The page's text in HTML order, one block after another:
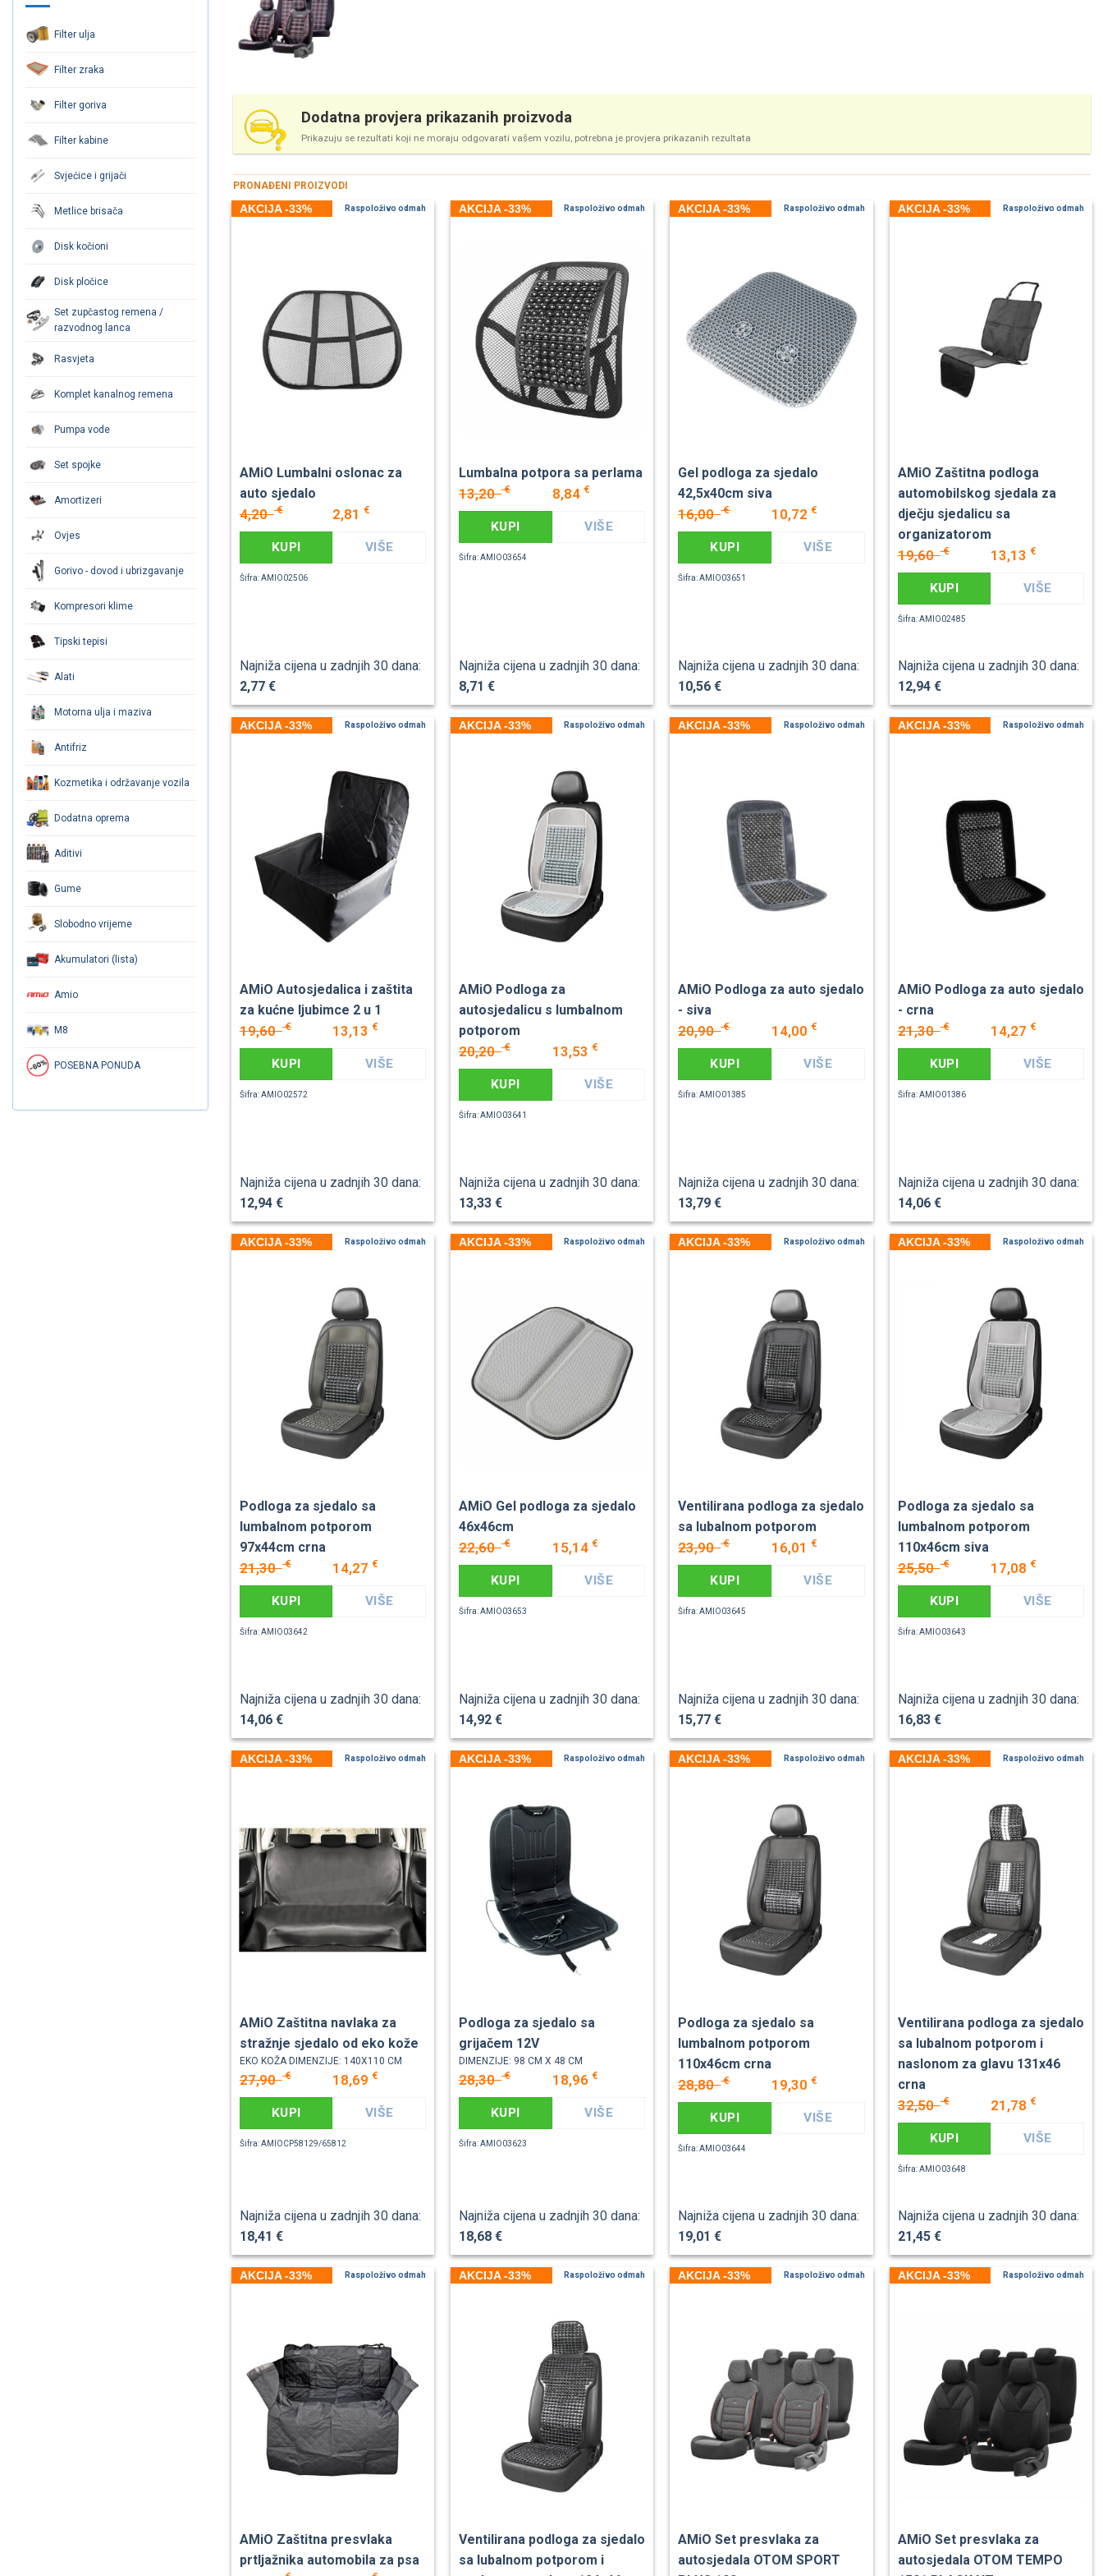
Filter ulja
Filter zraka
Filter goriva
Filter kabine
Svjećice i grijači
Metlice brisača
Disk kočioni
Disk pločice
Set zupčastog remena /
razvodnog lanca
Rasvjeta
Komplet kanalnog remena
Pumpa vode
Set spojke
Amortizeri
Ovjes
Gorivo - dovod i ubrizgavanje
Kompresori klime
Tipski tepisi
Alati
Motorna ulja i maziva
Antifriz
Kozmetika i održavanje vozila
Dodatna oprema
Aditivi
Gume
Slobodno vrijeme
Akumulatori (lista)
Amio
M8
POSEBNA PONUDA
Dodatna provjera prikazanih proizvoda
Prikazuju se rezultati koji ne moraju odgovarati vašem vozilu, potrebna je provjera prikazanih rezultata
PRONAĐENI PROIZVODI
AKCIJA -33% Raspoloživo odmah
AMiO Lumbalni oslonac za
auto sjedalo
4,20€ 2,81 €
KUPI VIŠE
Šifra: AMIO02506
Najniža cijena u zadnjih 30 dana:
2,77 €
AKCIJA -33% Raspoloživo odmah
Lumbalna potpora sa perlama
13,20€ 8,84 €
KUPI VIŠE
Šifra: AMIO03654
Najniža cijena u zadnjih 30 dana:
8,71 €
AKCIJA -33% Raspoloživo odmah
Gel podloga za sjedalo
42,5x40cm siva
16,00€ 10,72 €
KUPI VIŠE
Šifra: AMIO03651
Najniža cijena u zadnjih 30 dana:
10,56 €
AKCIJA -33% Raspoloživo odmah
AMiO Zaštitna podloga
automobilskog sjedala za
dječju sjedalicu sa
organizatorom
19,60€ 13,13 €
KUPI VIŠE
Šifra: AMIO02485
Najniža cijena u zadnjih 30 dana:
12,94 €
AKCIJA -33% Raspoloživo odmah
AMiO Autosjedalica i zaštita
za kućne ljubimce 2 u 1
19,60€ 13,13 €
KUPI VIŠE
Šifra: AMIO02572
Najniža cijena u zadnjih 30 dana:
12,94 €
AKCIJA -33% Raspoloživo odmah
AMiO Podloga za
autosjedalicu s lumbalnom
potporom
20,20€ 13,53 €
KUPI VIŠE
Šifra: AMIO03641
Najniža cijena u zadnjih 30 dana:
13,33 €
AKCIJA -33% Raspoloživo odmah
AMiO Podloga za auto sjedalo
- siva
20,90€ 14,00 €
KUPI VIŠE
Šifra: AMIO01385
Najniža cijena u zadnjih 30 dana:
13,79 €
AKCIJA -33% Raspoloživo odmah
AMiO Podloga za auto sjedalo
- crna
21,30€ 14,27 €
KUPI VIŠE
Šifra: AMIO01386
Najniža cijena u zadnjih 30 dana:
14,06 €
AKCIJA -33% Raspoloživo odmah
Podloga za sjedalo sa
lumbalnom potporom
97x44cm crna
21,30€ 14,27 €
KUPI VIŠE
Šifra: AMIO03642
Najniža cijena u zadnjih 30 dana:
14,06 €
AKCIJA -33% Raspoloživo odmah
AMiO Gel podloga za sjedalo
46x46cm
22,60€ 15,14 €
KUPI VIŠE
Šifra: AMIO03653
Najniža cijena u zadnjih 30 dana:
14,92 €
AKCIJA -33% Raspoloživo odmah
Ventilirana podloga za sjedalo
sa lubalnom potporom
23,90€ 16,01 €
KUPI VIŠE
Šifra: AMIO03645
Najniža cijena u zadnjih 30 dana:
15,77 €
AKCIJA -33% Raspoloživo odmah
Podloga za sjedalo sa
lumbalnom potporom
110x46cm siva
25,50€ 17,08 €
KUPI VIŠE
Šifra: AMIO03643
Najniža cijena u zadnjih 30 dana:
16,83 €
AKCIJA -33% Raspoloživo odmah
AMiO Zaštitna navlaka za
stražnje sjedalo od eko kože
EKO KOŽA DIMENZIJE: 140X110 CM
27,90€ 18,69 €
KUPI VIŠE
Šifra: AMIOCP58129/65812
Najniža cijena u zadnjih 30 dana:
18,41 €
AKCIJA -33% Raspoloživo odmah
Podloga za sjedalo sa
grijačem 12V
DIMENZIJE: 98 CM X 48 CM
28,30€ 18,96 €
KUPI VIŠE
Šifra: AMIO03623
Najniža cijena u zadnjih 30 dana:
18,68 €
AKCIJA -33% Raspoloživo odmah
Podloga za sjedalo sa
lumbalnom potporom
110x46cm crna
28,80€ 19,30 €
KUPI VIŠE
Šifra: AMIO03644
Najniža cijena u zadnjih 30 dana:
19,01 €
AKCIJA -33% Raspoloživo odmah
Ventilirana podloga za sjedalo
sa lubalnom potporom i
naslonom za glavu 131x46
crna
32,50€ 21,78 €
KUPI VIŠE
Šifra: AMIO03648
Najniža cijena u zadnjih 30 dana:
21,45 €
AKCIJA -33% Raspoloživo odmah
AMiO Zaštitna presvlaka
prtljažnika automobila za psa
AKCIJA -33% Raspoloživo odmah
Ventilirana podloga za sjedalo
sa lubalnom potporom i
AKCIJA -33% Raspoloživo odmah
AMiO Set presvlaka za
autosjedala OTOM SPORT
AKCIJA -33% Raspoloživo odmah
AMiO Set presvlaka za
autosjedala OTOM TEMPO